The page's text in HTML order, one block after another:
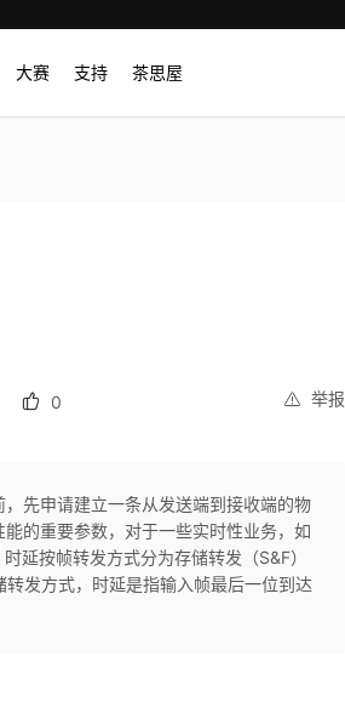
大赛 支持 茶思屋
举报
0
先申请建立一条从发送端到接收端的物
的重要参数，对于一些实时性业务，如
延按帧转发方式分为存储转发（S&F）
发方式，时延是指输入帧最后一位到达